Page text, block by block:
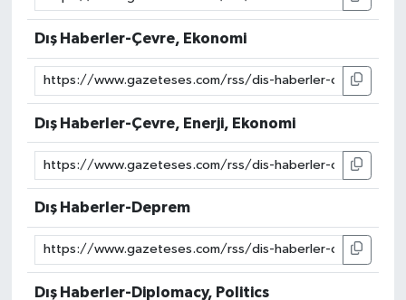
Dış Haberler-Çevre, Ekonomi
Dış Haberler-Çevre, Enerji, Ekonomi
Dış Haberler-Deprem
Dış Haberler-Diplomacy, Politics